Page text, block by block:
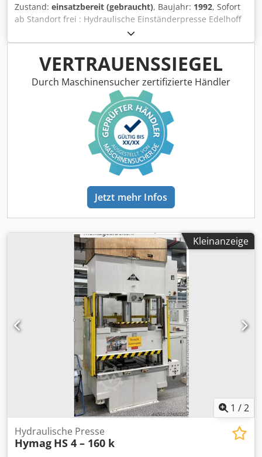
Zustand: einsatzbereit (gebraucht), Baujahr: 1992, Sofort
ab Standort frei : Hydraulische Einständerpresse Edelhoff
Type HEP 45 Baujahr 1992 Maschine entspricht der
neuesten UVV Druckleistung 45 to Tisch 1000 x 1000 mm
Hub 300 mm Crsdezrbtmepfx Afdjf Antrieb 7,5 kw Gewicht
6 to 4 Führungsbolzen des Oberstößels sind gebrochen.
Diese müssten ausgeschraubt und ersetzt werden.
Abgesehen davon läuft die Maschine einwandfrei. Zum
Preis von Euro 3.000.—zzgl. Mwst. ab Standort
VERTRAUENSSIEGEL
Durch Maschinensucher zertifizierte Händler
Jetzt mehr Infos
Kleinanzeige
1 /2
Hydraulische Presse
Hymag HS 4 – 160 k